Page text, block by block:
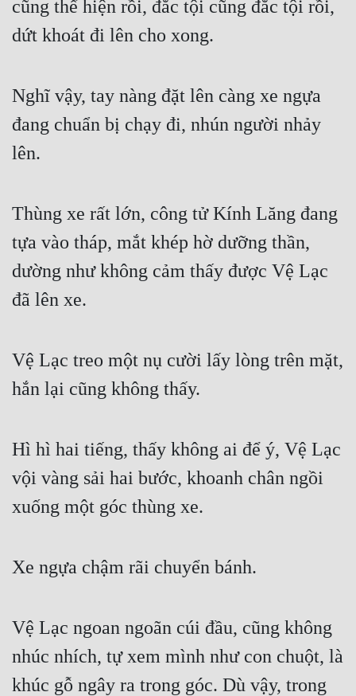
Học Đường
Khoa Huyễn
Kinh Dị
Kỳ Ảo
Linh Dị
Làm Giàu
Lịch Sử
Mạt Thế
Mỹ Thực
Ngược
Nữ Cường
Phản Phái
Quan Trường
Quân Sự
cũng thể hiện rồi, đắc tội cũng đắc tội rồi,
dứt khoát đi lên cho xong.
Nghĩ vậy, tay nàng đặt lên càng xe ngựa
đang chuẩn bị chạy đi, nhún người nhảy
lên.
Thùng xe rất lớn, công tử Kính Lăng đang
tựa vào tháp, mắt khép hờ dưỡng thần,
dường như không cảm thấy được Vệ Lạc
đã lên xe.
Vệ Lạc treo một nụ cười lấy lòng trên mặt,
hắn lại cũng không thấy.
Hì hì hai tiếng, thấy không ai để ý, Vệ Lạc
vội vàng sải hai bước, khoanh chân ngồi
xuống một góc thùng xe.
Xe ngựa chậm rãi chuyển bánh.
Vệ Lạc ngoan ngoãn cúi đầu, cũng không
nhúc nhích, tự xem mình như con chuột, là
khúc gỗ ngây ra trong góc. Dù vậy, trong